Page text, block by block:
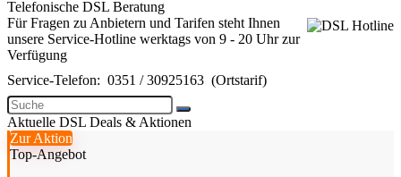
Telefonische DSL Beratung
Für Fragen zu Anbietern und Tarifen steht Ihnen
unsere Service-Hotline werktags von 9 - 20 Uhr zur
Verfügung
Service-Telefon: 0351 / 30925163 (Ortstarif)
Aktuelle DSL Deals & Aktionen
Zur Aktion
Top-Angebot